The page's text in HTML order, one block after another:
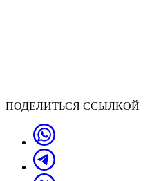
ПОДЕЛИТЬСЯ ССЫЛКОЙ